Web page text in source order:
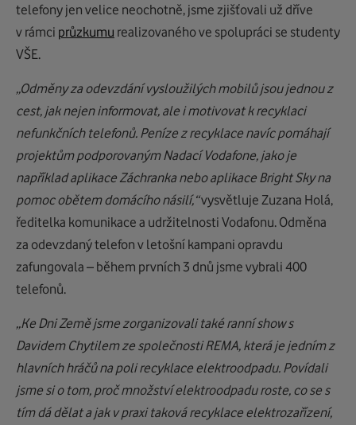
telefony jen velice neochotně, jsme zjišťovali už dříve
v rámci průzkumu realizovaného ve spolupráci se studenty
VŠE.
„Odměny za odevzdání vysloužilých mobilů jsou jednou z
cest, jak nejen informovat, ale i motivovat k recyklaci
nefunkčních telefonů. Peníze z recyklace navíc pomáhají
projektům podporovaným Nadací Vodafone, jako je
například aplikace Záchranka nebo aplikace Bright Sky na
pomoc obětem domácího násilí,“vysvětluje Zuzana Holá,
ředitelka komunikace a udržitelnosti Vodafonu. Odměna
za odevzdaný telefon v letošní kampani opravdu
zafungovala – během prvních 3 dnů jsme vybrali 400
telefonů.
„Ke Dni Země jsme zorganizovali také ranní show s
Davidem Chytilem ze společnosti REMA, která je jedním z
hlavních hráčů na poli recyklace elektroodpadu. Povídali
jsme si o tom, proč množství elektroodpadu roste, co se s
tím dá dělat a jak v praxi taková recyklace elektrozařízení,